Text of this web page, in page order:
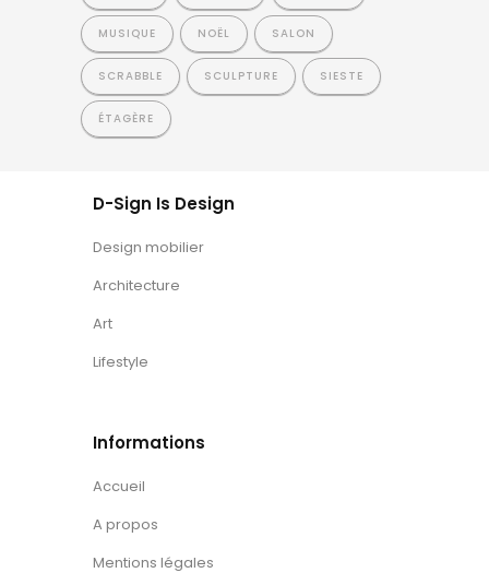
MUSIQUE NOËL SALON
SCRABBLE SCULPTURE SIESTE
ÉTAGÈRE
D-Sign Is Design
Design mobilier
Architecture
Art
Lifestyle
Informations
Accueil
A propos
Mentions légales